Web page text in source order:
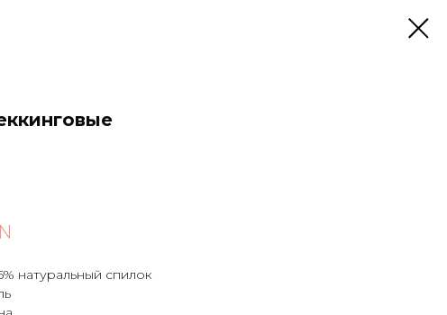
натуральный спилок